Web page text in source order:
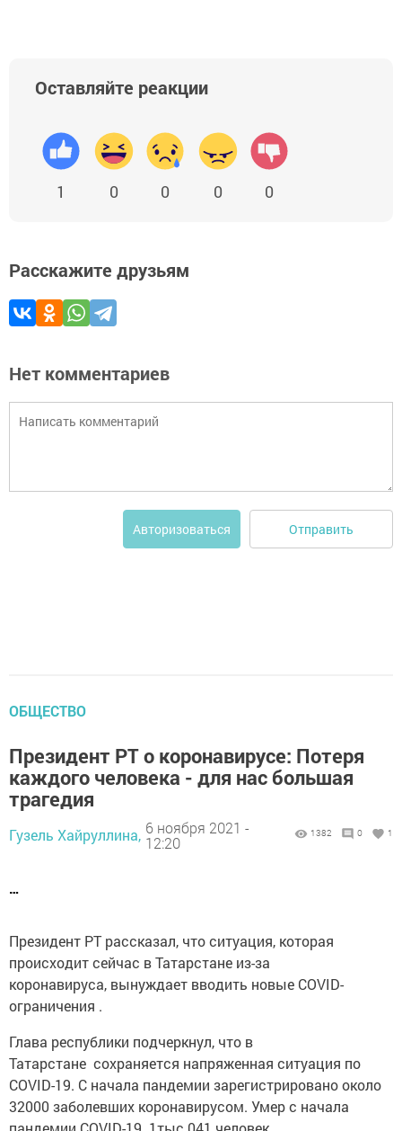
Оставляйте реакции
1 0 0 0 0
Расскажите друзьям
Нет комментариев
Авторизоваться Отправить
ОБЩЕСТВО
Президент РТ о коронавирусе: Потеря
каждого человека - для нас большая
трагедия
Гузель Хайруллина, 6 ноября 2021 -
12:20
1382 0 1
…
Президент РТ рассказал, что ситуация, которая
происходит сейчас в Татарстане из-за
коронавируса, вынуждает вводить новые COVID-
ограничения .
Глава республики подчеркнул, что в
Татарстане сохраняется напряженная ситуация по
COVID-19. С начала пандемии зарегистрировано около
32000 заболевших коронавирусом. Умер с начала